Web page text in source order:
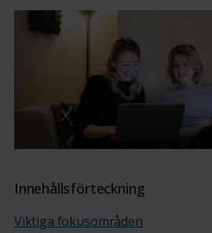
Innehållsförteckning
Viktiga fokusområden